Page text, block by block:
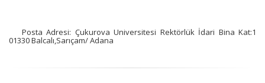
Posta Adresi: Çukurova Universitesi Rektörlük İdari Bina Kat:1
01330 Balcalı,Sarıçam/ Adana